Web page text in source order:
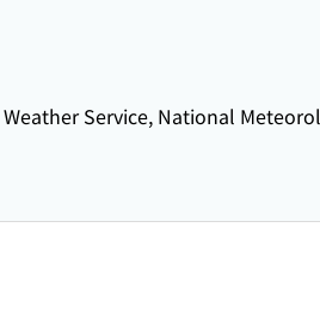
Service, National